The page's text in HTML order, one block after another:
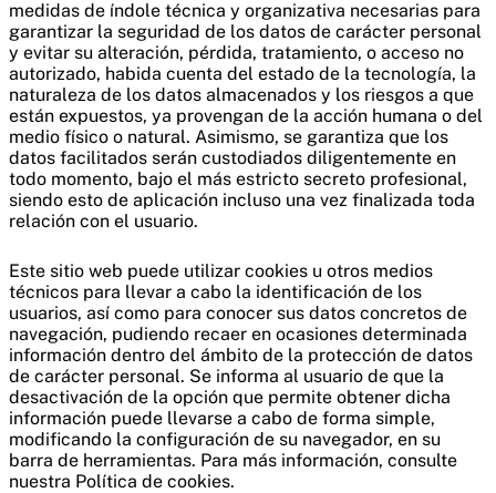
medidas de índole técnica y organizativa necesarias para
garantizar la seguridad de los datos de carácter personal
y evitar su alteración, pérdida, tratamiento, o acceso no
autorizado, habida cuenta del estado de la tecnología, la
naturaleza de los datos almacenados y los riesgos a que
están expuestos, ya provengan de la acción humana o del
medio físico o natural. Asimismo, se garantiza que los
datos facilitados serán custodiados diligentemente en
todo momento, bajo el más estricto secreto profesional,
siendo esto de aplicación incluso una vez finalizada toda
relación con el usuario.
Este sitio web puede utilizar cookies u otros medios
técnicos para llevar a cabo la identificación de los
usuarios, así como para conocer sus datos concretos de
navegación, pudiendo recaer en ocasiones determinada
información dentro del ámbito de la protección de datos
de carácter personal. Se informa al usuario de que la
desactivación de la opción que permite obtener dicha
información puede llevarse a cabo de forma simple,
modificando la configuración de su navegador, en su
barra de herramientas. Para más información, consulte
nuestra Política de cookies.